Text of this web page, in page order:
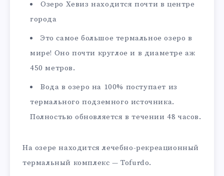
Озеро Хевиз находится почти в центре
города
Это самое большое термальное озеро в
мире! Оно почти круглое и в диаметре аж
450 метров.
Вода в озеро на 100% поступает из
термального подземного источника.
Полностью обновляется в течении 48 часов.
На озере находится лечебно-рекреационный
термальный комплекс — Tofurdo.